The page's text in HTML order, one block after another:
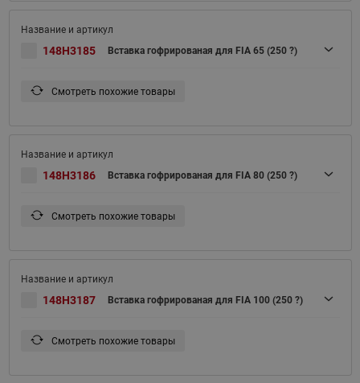
148H3185 Вставка гофрированая для FIA 65 (250 ?)
Смотреть похожие товары
148H3186 Вставка гофрированая для FIA 80 (250 ?)
Смотреть похожие товары
148H3187 Вставка гофрированая для FIA 100 (250 ?)
Смотреть похожие товары